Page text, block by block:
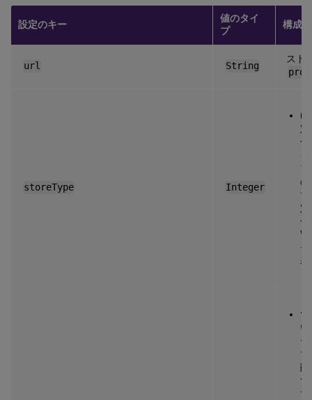
設定のキー
値のタイ
プ
構成
url String
スト
storeType Integer
(
合
の
で
合
表
削